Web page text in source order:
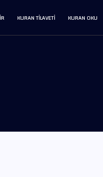
KURAN OKU
KURAN TILAVETI